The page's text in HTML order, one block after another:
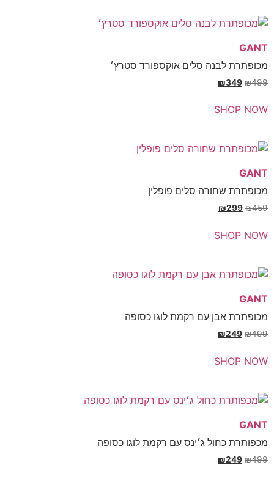
סלים אוקספורד סטרץ׳
₪
סלים פופלין
₪
עם רקמת לוגו כסופה
₪
ג׳ינס עם רקמת לוגו כסופה
₪